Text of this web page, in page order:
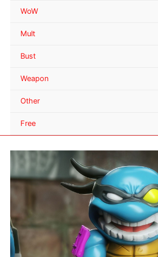
WoW
Mult
Bust
Weapon
Other
Free